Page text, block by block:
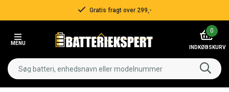
Gratis fragt over 299,-
MENU
0
INDKØBSKURV